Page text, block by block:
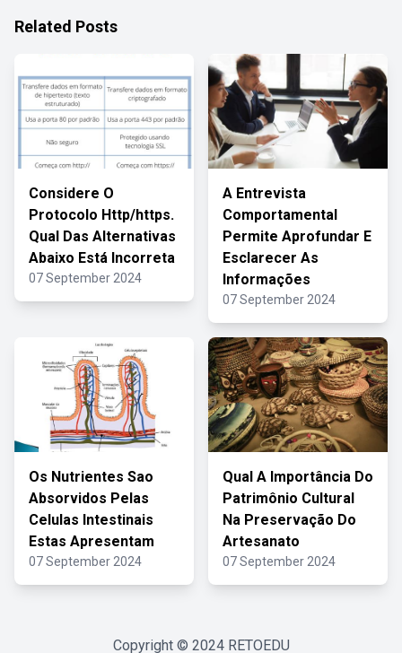
Related Posts
Considere O
Protocolo Http/https.
Qual Das Alternativas
Abaixo Está Incorreta
07 September 2024
A Entrevista
Comportamental
Permite Aprofundar E
Esclarecer As
Informações
07 September 2024
Os Nutrientes Sao
Absorvidos Pelas
Celulas Intestinais
Estas Apresentam
07 September 2024
Qual A Importância Do
Patrimônio Cultural
Na Preservação Do
Artesanato
07 September 2024
Copyright © 2024 RETOEDU